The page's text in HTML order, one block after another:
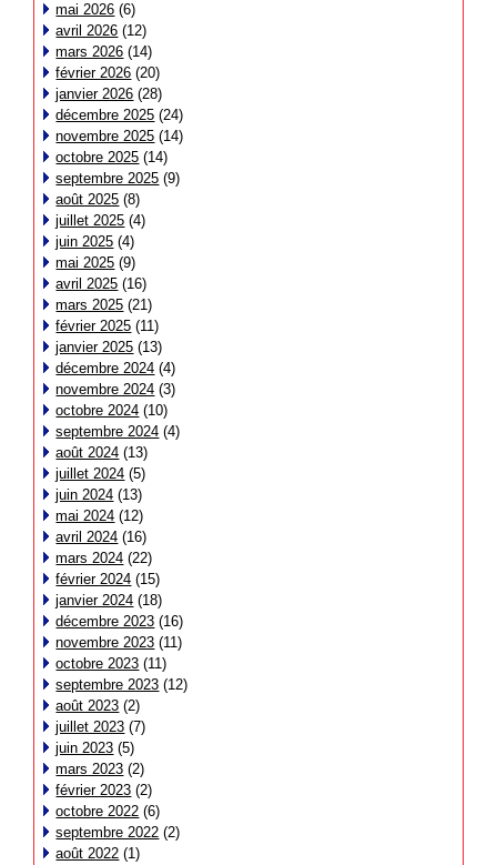
mai 2026 (6)
avril 2026 (12)
mars 2026 (14)
février 2026 (20)
janvier 2026 (28)
décembre 2025 (24)
novembre 2025 (14)
octobre 2025 (14)
septembre 2025 (9)
août 2025 (8)
juillet 2025 (4)
juin 2025 (4)
mai 2025 (9)
avril 2025 (16)
mars 2025 (21)
février 2025 (11)
janvier 2025 (13)
décembre 2024 (4)
novembre 2024 (3)
octobre 2024 (10)
septembre 2024 (4)
août 2024 (13)
juillet 2024 (5)
juin 2024 (13)
mai 2024 (12)
avril 2024 (16)
mars 2024 (22)
février 2024 (15)
janvier 2024 (18)
décembre 2023 (16)
novembre 2023 (11)
octobre 2023 (11)
septembre 2023 (12)
août 2023 (2)
juillet 2023 (7)
juin 2023 (5)
mars 2023 (2)
février 2023 (2)
octobre 2022 (6)
septembre 2022 (2)
août 2022 (1)